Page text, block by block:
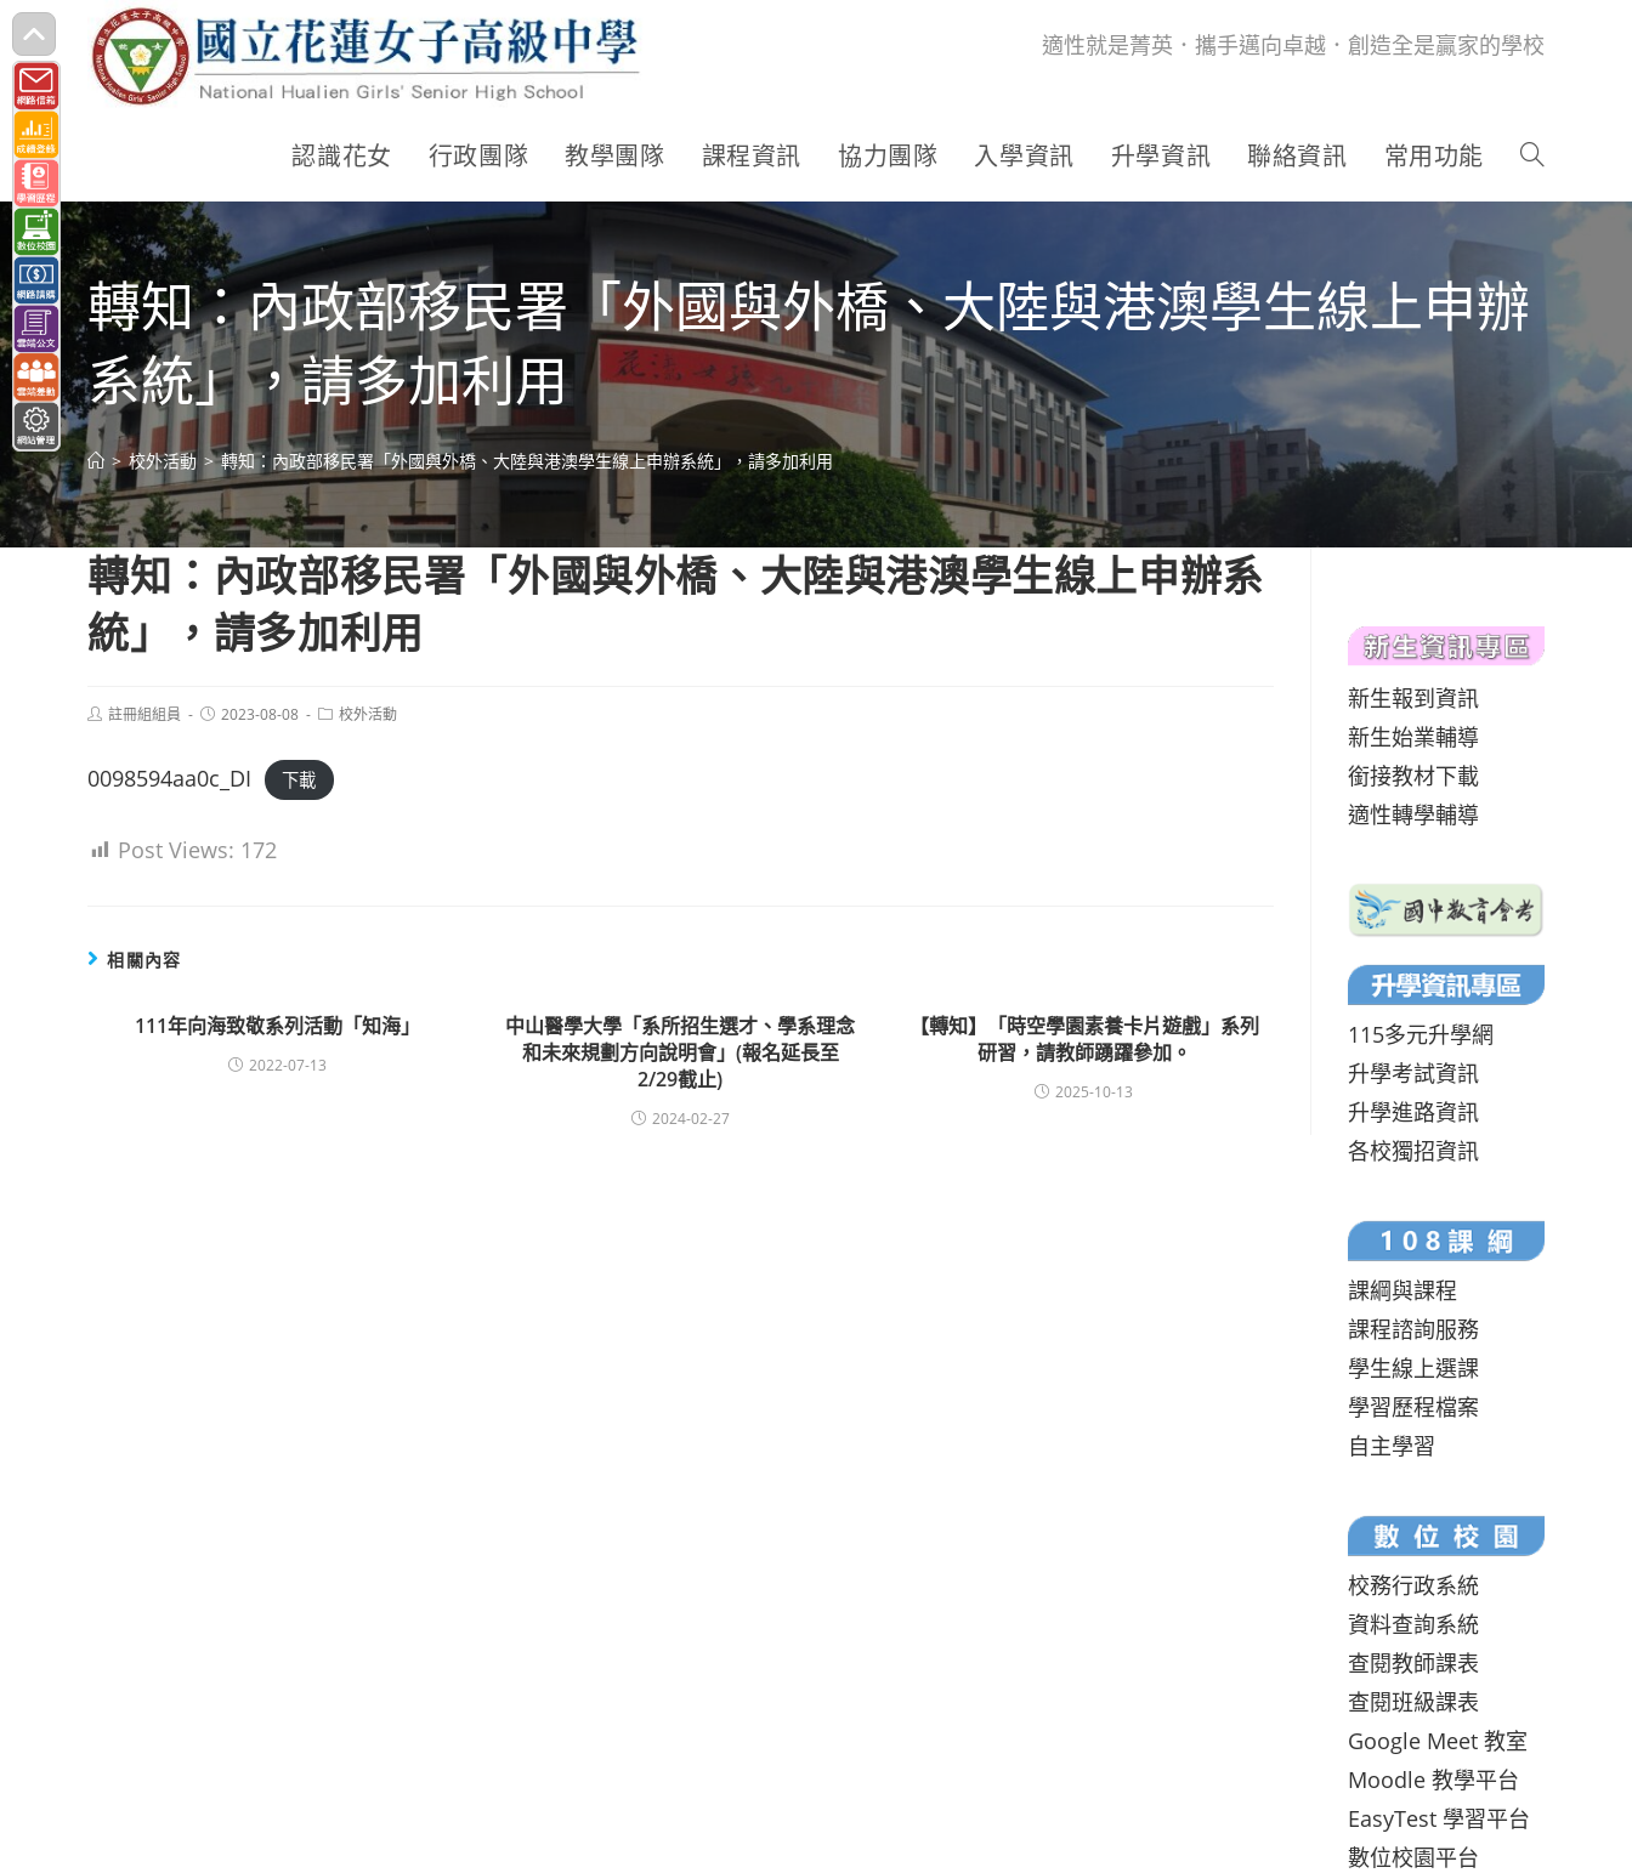
跳
轉
至
主
要
內
容
適性就是菁英．攜手邁向卓越．創造全是贏家的學校
認識花女 行政團隊 教學團隊 課程資訊 協力團隊 入學資訊 升學資訊 聯絡資訊 常用功能
轉知：內政部移民署「外國與外橋、大陸與港澳學生線上申辦
系統」，請多加利用
> 校外活動 > 轉知：內政部移民署「外國與外橋、大陸與港澳學生線上申辦系統」，請多加利用
轉知：內政部移民署「外國與外橋、大陸與港澳學生線上申辦系
統」，請多加利用
Post註冊組組員
Post2023-08-08
Post校外活動
0098594aa0c_DI 下載
Post Views: 172
相關內容
111年向海致敬系列活動「知海」
2022-07-13
中山醫學大學「系所招生選才、學系理念
和未來規劃方向說明會」(報名延長至
2/29截止)
2024-02-27
【轉知】「時空學園素養卡片遊戲」系列
研習，請教師踴躍參加。
2025-10-13
新生報到資訊
新生始業輔導
銜接教材下載
適性轉學輔導
115多元升學網
升學考試資訊
升學進路資訊
各校獨招資訊
課綱與課程
課程諮詢服務
學生線上選課
學習歷程檔案
自主學習
校務行政系統
資料查詢系統
查閱教師課表
查閱班級課表
Google Meet 教室
Moodle 教學平台
EasyTest 學習平台
數位校園平台